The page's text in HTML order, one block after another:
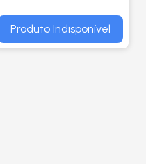
MAZDA - PROCOOLER
Produto Indisponível